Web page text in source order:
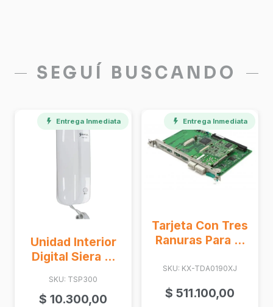
SEGUÍ BUSCANDO
Entrega Inmediata
Unidad Interior
Digital Siera ...
SKU: TSP300
$ 10.300,00
Entrega Inmediata
Tarjeta Con Tres
Ranuras Para ...
SKU: KX-TDA0190XJ
$ 511.100,00